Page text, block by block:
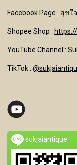
Facebook Page : สุข
Shopee Shop :
YouTube Channel :
TikTok :
sukjaiantique